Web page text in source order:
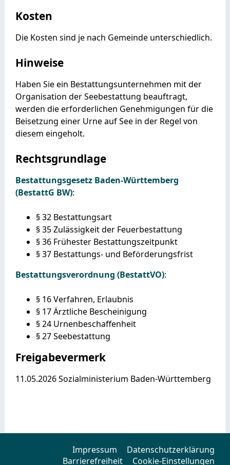
Kosten
Die Kosten sind je nach Gemeinde unterschiedlich.
Hinweise
Haben Sie ein Bestattungsunternehmen mit der
Organisation der Seebestattung beauftragt,
werden die erforderlichen Genehmigungen für die
Beisetzung einer Urne auf See in der Regel von
diesem eingeholt.
Rechtsgrundlage
Bestattungsgesetz Baden-Württemberg
(BestattG BW):
§ 32 Bestattungsart
§ 35 Zulässigkeit der Feuerbestattung
§ 36 Frühester Bestattungszeitpunkt
§ 37 Bestattungs- und Beförderungsfrist
Bestattungsverordnung (BestattVO):
§ 16 Verfahren, Erlaubnis
§ 17 Ärztliche Bescheinigung
§ 24 Urnenbeschaffenheit
§ 27 Seebestattung
Freigabevermerk
11.05.2026 Sozialministerium Baden-Württemberg
Impressum
Datenschutzerklärung
Barrierefreiheit
Cookie-Einstellungen